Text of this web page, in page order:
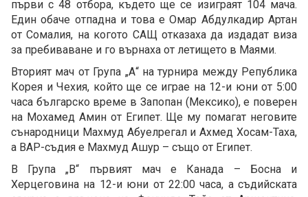
първи с 48 отбора, където ще се изиграят 104 мача.
Един обаче отпадна и това е Омар Абдулкадир Артан
от Сомалия, на когото САЩ отказаха да издадат виза
за пребиваване и го върнаха от летището в Маями.
Вторият мач от Група „А“ на турнира между Република
Корея и Чехия, който ще се играе на 12-и юни от 5:00
часа българско време в Запопан (Мексико), е поверен
на Мохамед Амин от Египет. Ще му помагат неговите
сънародници Махмуд Абуелрегал и Ахмед Хосам-Таха,
а ВАР-съдия е Махмуд Ашур – също от Египет.
В Група „В“ първият мач е Канада – Босна и
Херцеговина на 12-и юни от 22:00 часа, а съдийската